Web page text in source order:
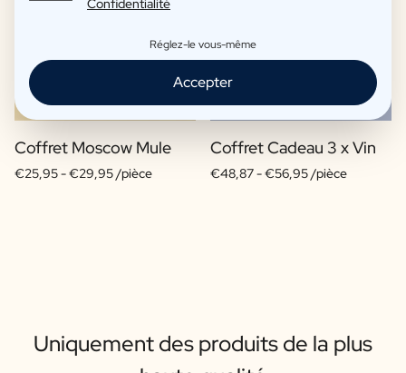
Coffret Moscow Mule
€25,95 -€29,95 /pièce
Coffret Cadeau 3 x Vin
€48,87 -€56,95 /pièce
Uniquement des produits de la plus
Confidentialité
Réglez-le vous-même
Accepter